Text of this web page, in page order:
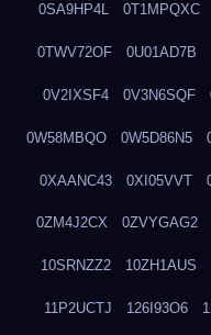
0SA9HP4L 0T1MPQXC
0TWV72OF 0U01AD7B
0V2IXSF4 0V3N6SQF
0W58MBQO 0W5D86N5
0XAANC43 0XI05VVT
0ZM4J2CX 0ZVYGAG2
10SRNZZ2 10ZH1AUS
11P2UCTJ 126I93O6